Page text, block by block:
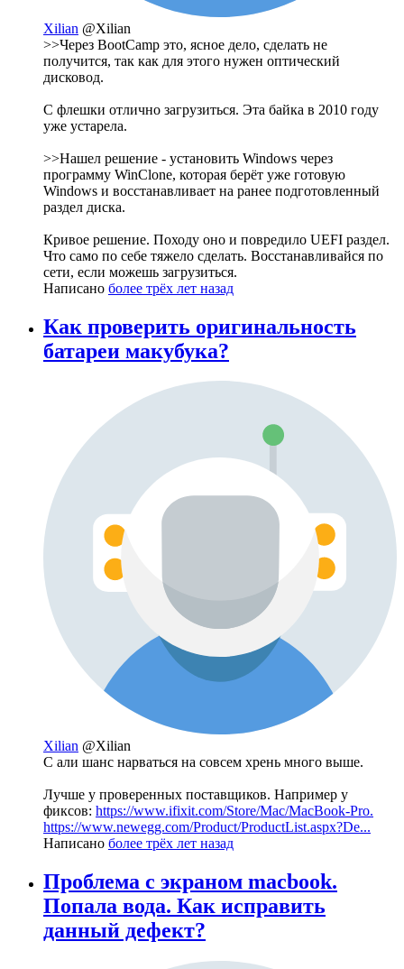
Xilian @Xilian
>>Через BootCamp это, ясное дело, сделать не
получится, так как для этого нужен оптический
дисковод.
С флешки отлично загрузиться. Эта байка в 2010 году
уже устарела.
>>Нашел решение - установить Windows через
программу WinClone, которая берёт уже готовую
Windows и восстанавливает на ранее подготовленный
раздел диска.
Кривое решение. Походу оно и повредило UEFI раздел.
Что само по себе тяжело сделать. Восстанавливайся по
сети, если можешь загрузиться.
Написано более трёх лет назад
Как проверить оригинальность
батареи макубука?
Xilian @Xilian
С али шанс нарваться на совсем хрень много выше.
Лучше у проверенных поставщиков. Например у
фиксов: https://www.ifixit.com/Store/Mac/MacBook-Pro.
https://www.newegg.com/Product/ProductList.aspx?De...
Написано более трёх лет назад
Проблема с экраном macbook.
Попала вода. Как исправить
данный дефект?